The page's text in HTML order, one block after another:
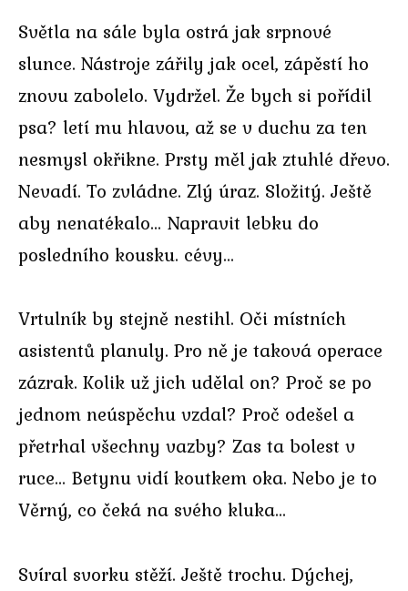
Světla na sále byla ostrá jak srpnové
slunce. Nástroje zářily jak ocel, zápěstí ho
znovu zabolelo. Vydržel. Že bych si pořídil
psa? letí mu hlavou, až se v duchu za ten
nesmysl okřikne. Prsty měl jak ztuhlé dřevo.
Nevadí. To zvládne. Zlý úraz. Složitý. Ještě
aby nenatékalo… Napravit lebku do
posledního kousku. cévy…
Vrtulník by stejně nestihl. Oči místních
asistentů planuly. Pro ně je taková operace
zázrak. Kolik už jich udělal on? Proč se po
jednom neúspěchu vzdal? Proč odešel a
přetrhal všechny vazby? Zas ta bolest v
ruce… Betynu vidí koutkem oka. Nebo je to
Věrný, co čeká na svého kluka…
Svíral svorku stěží. Ještě trochu. Dýchej,